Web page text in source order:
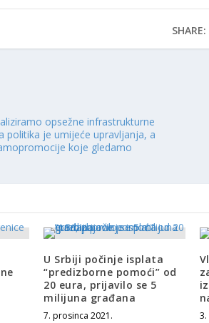
SHARE:
opsežne infrastrukturne
politika je umijeće upravljanja, a
koje gledamo
U Srbiji počinje isplata
“predizborne pomoći” od
20 eura, prijavilo se 5
milijuna građana
7. prosinca 2021. 3.